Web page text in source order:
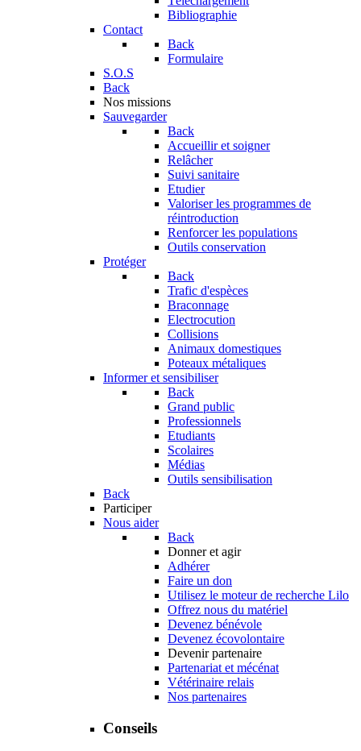
Bibliographie
Contact
Back
Formulaire
S.O.S
Back
Nos missions
Sauvegarder
Back
Accueillir et soigner
Relâcher
Suivi sanitaire
Etudier
Valoriser les programmes de
réintroduction
Renforcer les populations
Outils conservation
Protéger
Back
Trafic d'espèces
Braconnage
Electrocution
Collisions
Animaux domestiques
Poteaux métaliques
Informer et sensibiliser
Back
Grand public
Professionnels
Etudiants
Scolaires
Médias
Outils sensibilisation
Back
Participer
Nous aider
Back
Donner et agir
Adhérer
Faire un don
Utilisez le moteur de recherche Lilo
Offrez nous du matériel
Devenez bénévole
Devenez écovolontaire
Devenir partenaire
Partenariat et mécénat
Vétérinaire relais
Nos partenaires
Conseils